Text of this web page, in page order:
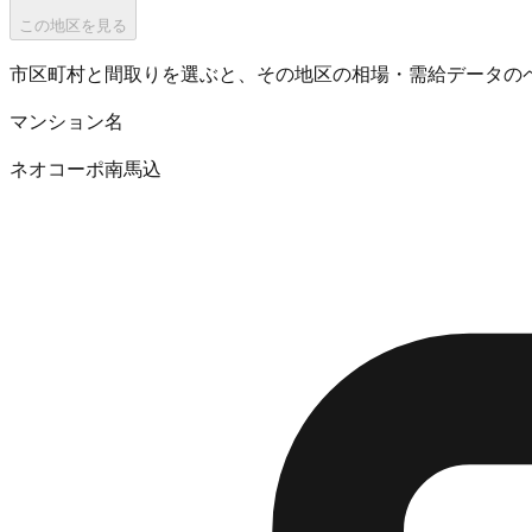
この地区を見る
市区町村と間取りを選ぶと、その地区の相場・需給データの
マンション名
ネオコーポ南馬込